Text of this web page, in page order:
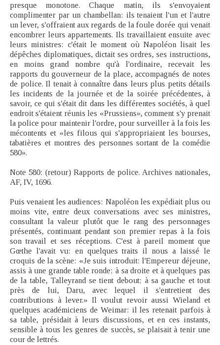
presque monotone. Chaque matin, ils s'envoyaient
complimenter par un chambellan: ils tenaient l'un et l'autre
un lever, s'offraient aux regards de la foule dorée qui venait
encombrer leurs appartements. Ils travaillaient ensuite avec
leurs ministres: c'était le moment où Napoléon lisait les
dépêches diplomatiques, dictait ses ordres, ses instructions,
en moins grand nombre qu'à l'ordinaire, recevait les
rapports du gouverneur de la place, accompagnés de notes
de police. Il tenait à connaître dans leurs plus petits détails
les incidents de la journée et de la soirée précédentes, à
savoir, ce qui s'était dit dans les différentes sociétés, à quel
endroit s'étaient réunis les «Prussiens», comment s'y prenait
la police pour maintenir l'ordre, pour surveiller à la fois les
mécontents et «les filous qui s'appropriaient les bourses,
tabatières et montres des personnes sortant de la comédie
580».
Note 580: (retour) Rapports de police. Archives nationales,
AF, IV, 1696.
Puis venaient les audiences: Napoléon les expédiait plus ou
moins vite, entre deux conversations avec ses ministres,
consultant la valeur plutôt que le rang des personnages
présentés, continuant pendant son premier repas à la fois
son travail et ses réceptions. C'est à pareil moment que
Gœthe l'avait vu: en quelques traits il nous a laissé le
croquis de la scène: «Je suis introduit: l'Empereur déjeune,
assis à une grande table ronde; à sa droite et à quelques pas
de la table, Talleyrand se tient debout; à sa gauche et tout
près de lui, Daru, avec lequel il s'entretient des
contributions à lever.» Il voulut revoir aussi Wieland et
quelques académiciens de Weimar: il les retenait parfois à
sa table, présidait à leurs discussions, et en ces instants,
sensible à tous les genres de succès, se plaisait à tenir une
cour de lettrés.